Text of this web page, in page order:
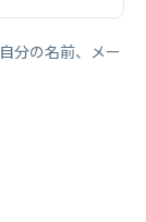
分の名前、メー